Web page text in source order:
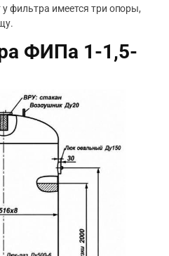
фильтра имеется три опоры,
ФИПа 1-1,5-